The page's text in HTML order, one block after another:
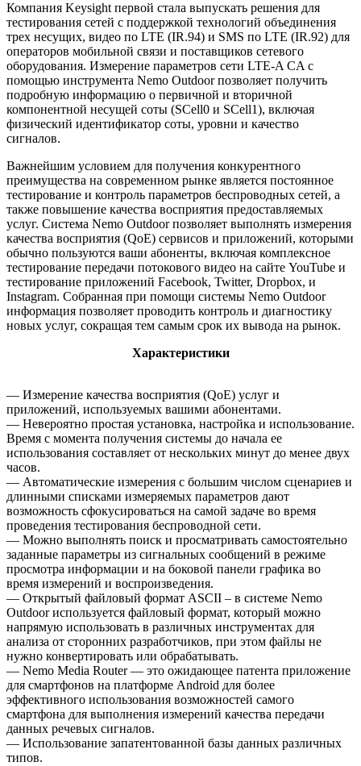
Компания Keysight первой стала выпускать решения для
тестирования сетей с поддержкой технологий объединения
трех несущих, видео по LTE (IR.94) и SMS по LTE (IR.92) для
операторов мобильной связи и поставщиков сетевого
оборудования. Измерение параметров сети LTE-A CA с
помощью инструмента Nemo Outdoor позволяет получить
подробную информацию о первичной и вторичной
компонентной несущей соты (SCell0 и SCell1), включая
физический идентификатор соты, уровни и качество
сигналов.
Важнейшим условием для получения конкурентного
преимущества на современном рынке является постоянное
тестирование и контроль параметров беспроводных сетей, а
также повышение качества восприятия предоставляемых
услуг. Система Nemo Outdoor позволяет выполнять измерения
качества восприятия (QoE) сервисов и приложений, которыми
обычно пользуются ваши абоненты, включая комплексное
тестирование передачи потокового видео на сайте YouTube и
тестирование приложений Facebook, Twitter, Dropbox, и
Instagram. Собранная при помощи системы Nemo Outdoor
информация позволяет проводить контроль и диагностику
новых услуг, сокращая тем самым срок их вывода на рынок.
Характеристики
–– Измерение качества восприятия (QoE) услуг и
приложений, используемых вашими абонентами.
–– Невероятно простая установка, настройка и использование.
Время с момента получения системы до начала ее
использования составляет от нескольких минут до менее двух
часов.
–– Автоматические измерения с большим числом сценариев и
длинными списками измеряемых параметров дают
возможность сфокусироваться на самой задаче во время
проведения тестирования беспроводной сети.
–– Можно выполнять поиск и просматривать самостоятельно
заданные параметры из сигнальных сообщений в режиме
просмотра информации и на боковой панели графика во
время измерений и воспроизведения.
–– Открытый файловый формат ASCII – в системе Nemo
Outdoor используется файловый формат, который можно
напрямую использовать в различных инструментах для
анализа от сторонних разработчиков, при этом файлы не
нужно конвертировать или обрабатывать.
–– Nemo Media Router — это ожидающее патента приложение
для смартфонов на платформе Android для более
эффективного использования возможностей самого
смартфона для выполнения измерений качества передачи
данных речевых сигналов.
–– Использование запатентованной базы данных различных
типов.